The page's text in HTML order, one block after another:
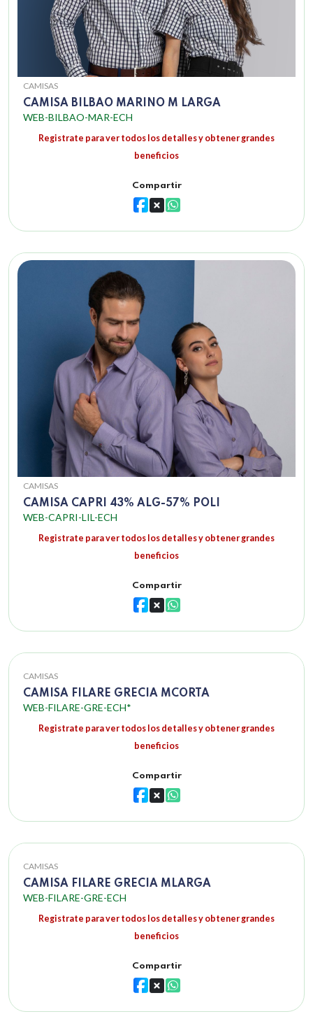
CAMISAS
CAMISA BILBAO MARINO M LARGA
WEB-BILBAO-MAR-ECH
Registrate para ver todos los detalles y obtener grandes
beneficios
Compartir
CAMISAS
CAMISA CAPRI 43% ALG-57% POLI
WEB-CAPRI-LIL-ECH
Registrate para ver todos los detalles y obtener grandes
beneficios
Compartir
CAMISAS
CAMISA FILARE GRECIA MCORTA
WEB-FILARE-GRE-ECH*
Registrate para ver todos los detalles y obtener grandes
beneficios
Compartir
CAMISAS
CAMISA FILARE GRECIA MLARGA
WEB-FILARE-GRE-ECH
Registrate para ver todos los detalles y obtener grandes
beneficios
Compartir